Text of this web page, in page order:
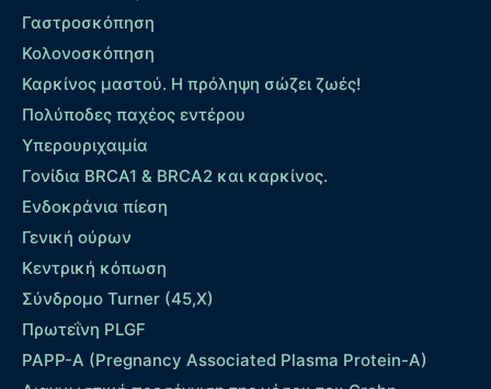
Γαστροσκόπηση
Κολονοσκόπηση
Καρκίνος μαστού. Η πρόληψη σώζει ζωές!
Πολύποδες παχέος εντέρου
Yπερουριχαιμία
Γονίδια BRCA1 & BRCA2 και καρκίνος.
Ενδοκράνια πίεση
Γενική ούρων
Κεντρική κόπωση
Σύνδρομο Turner (45,X)
Πρωτεΐνη PLGF
PAPP-A (Pregnancy Associated Plasma Protein-A)